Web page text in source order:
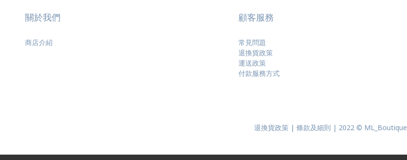
關於我們
商店介紹
顧客服務
常見問題
退換貨政策
運送政策
付款服務方式
退換貨政策 | 條款及細則 | 2022 © ML_Boutique